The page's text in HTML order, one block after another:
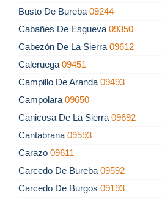
Busto De Bureba 09244
Cabañes De Esgueva 09350
Cabezón De La Sierra 09612
Caleruega 09451
Campillo De Aranda 09493
Campolara 09650
Canicosa De La Sierra 09692
Cantabrana 09593
Carazo 09611
Carcedo De Bureba 09592
Carcedo De Burgos 09193